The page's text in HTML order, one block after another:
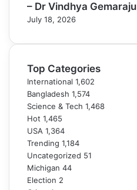
– Dr Vindhya Gemaraju
July 18, 2026
Top Categories
International 1,602
Bangladesh 1,574
Science & Tech 1,468
Hot 1,465
USA 1,364
Trending 1,184
Uncategorized 51
Michigan 44
Election 2